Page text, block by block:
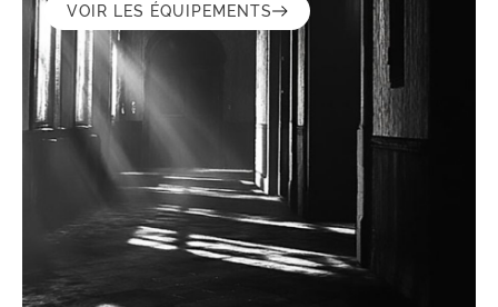
VOIR LES ÉQUIPEMENTS